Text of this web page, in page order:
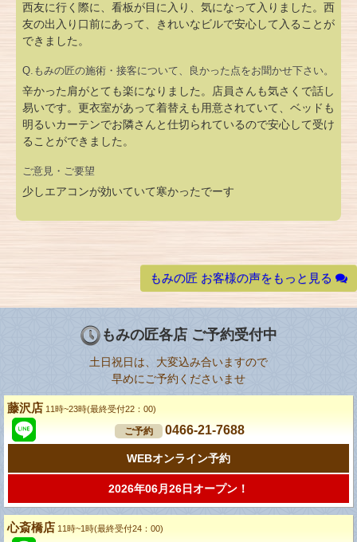
西友に行く際に、看板が目に入り、気になって入りました。西
友の出入り口前にあって、きれいなビルで安心して入ることが
できました。
Q.もみの匠の施術・接客について、良かった点をお聞かせ下さい。
辛かった肩がとても楽になりました。店員さんも気さくで話し
易いです。更衣室があって着替えも用意されていて、ベッドも
明るいカーテンでお隣さんと仕切られているので安心して受け
ることができました。
ご意見・ご要望
少しエアコンが効いていて寒かったでーす
もみの匠 お客様の声をもっと見る
もみの匠各店 ご予約受付中
土日祝日は、大変込み合いますので
早めにご予約くださいませ
藤沢店 11時~23時(最終受付22：00)
ご予約 0466-21-7688
WEBオンライン予約
2026年06月26日オープン！
心斎橋店 11時~1時(最終受付24：00)